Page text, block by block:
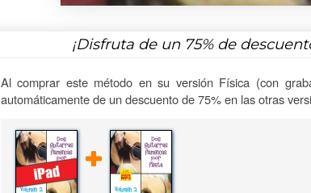
¡Disfruta de un 75%de
Al comprar este método en su versión Física (con
automáticamente de un descuento de 75% en las otras